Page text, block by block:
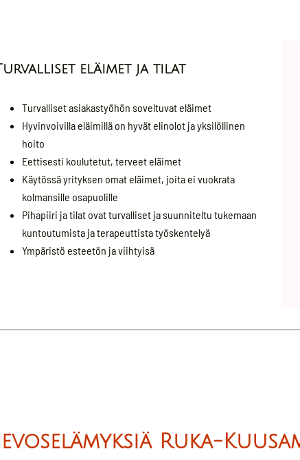
eläimet ja tilat
Turvalliset asiakastyöhön soveltuvat eläimet
Hyvinvoivilla eläimillä on hyvät elinolot ja yksilöllinen
hoito
Eettisesti koulutetut, terveet eläimet
Käytössä yrityksen omat eläimet, joita ei vuokrata
kolmansille osapuolille
Pihapiiri ja tilat ovat turvalliset ja suunniteltu tukemaan
kuntoutumista ja terapeuttista työskentelyä
Ympäristö esteetön ja viihtyisä
Ruka-